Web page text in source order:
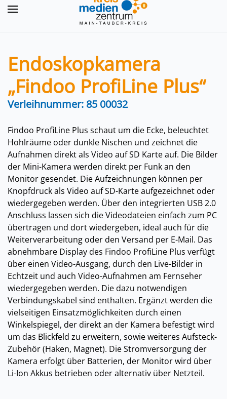
Endoskopkamera
„Findoo ProfiLine Plus“
Verleihnummer: 85 00032
Findoo ProfiLine Plus schaut um die Ecke, beleuchtet
Hohlräume oder dunkle Nischen und zeichnet die
Aufnahmen direkt als Video auf SD Karte auf. Die Bilder
der Mini-Kamera werden direkt per Funk an den
Monitor gesendet. Die Aufzeichnungen können per
Knopfdruck als Video auf SD-Karte aufgezeichnet oder
wiedergegeben werden. Über den integrierten USB 2.0
Anschluss lassen sich die Videodateien einfach zum PC
übertragen und dort wiedergeben, ideal auch für die
Weiterverarbeitung oder den Versand per E-Mail. Das
abnehmbare Display des Findoo ProfiLine Plus verfügt
über einen Video-Ausgang, durch den Live-Bilder in
Echtzeit und auch Video-Aufnahmen am Fernseher
wiedergegeben werden. Die dazu notwendigen
Verbindungskabel sind enthalten. Ergänzt werden die
vielseitigen Einsatzmöglichkeiten durch einen
Winkelspiegel, der direkt an der Kamera befestigt wird
um das Blickfeld zu erweitern, sowie weiteres Aufsteck-
Zubehör (Haken, Magnet). Die Stromversorgung der
Kamera erfolgt über Batterien, der Monitor wird über
Li-Ion Akkus betrieben oder alternativ über Netzteil.